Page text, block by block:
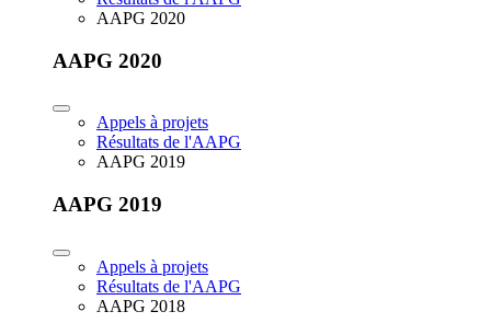
AAPG 2020
AAPG 2020
Appels à projets
Résultats de l'AAPG
AAPG 2019
AAPG 2019
Appels à projets
Résultats de l'AAPG
AAPG 2018